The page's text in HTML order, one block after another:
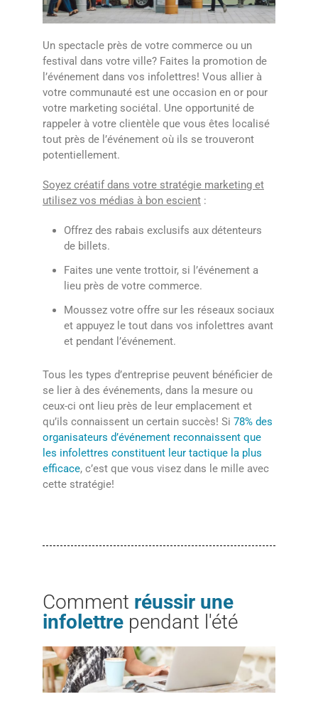
Un spectacle près de votre commerce ou un
festival dans votre ville? Faites la promotion de
l’événement dans vos infolettres! Vous allier à
votre communauté est une occasion en or pour
votre marketing sociétal. Une opportunité de
rappeler à votre clientèle que vous êtes localisé
tout près de l’événement où ils se trouveront
potentiellement.
Soyez créatif dans votre stratégie marketing et
utilisez vos médias à bon escient :
Offrez des rabais exclusifs aux détenteurs
de billets.
Faites une vente trottoir, si l’événement a
lieu près de votre commerce.
Moussez votre offre sur les réseaux sociaux
et appuyez le tout dans vos infolettres avant
et pendant l’événement.
Tous les types d’entreprise peuvent bénéficier de
se lier à des événements, dans la mesure ou
ceux-ci ont lieu près de leur emplacement et
qu’ils connaissent un certain succès! Si 78% des
organisateurs d’événement reconnaissent que
les infolettres constituent leur tactique la plus
efficace, c’est que vous visez dans le mille avec
cette stratégie!
Comment réussir une
infolettre pendant l'été